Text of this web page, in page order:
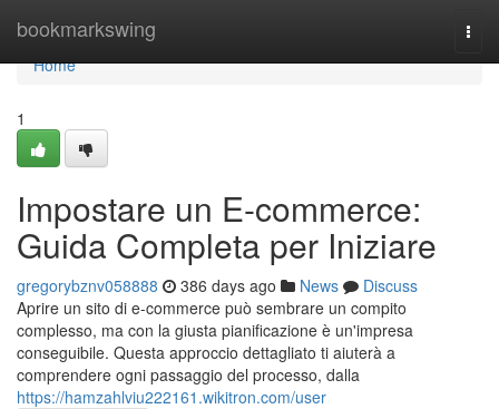
bookmarkswing
Home
Home
1
Impostare un E-commerce:
Guida Completa per Iniziare
gregorybznv058888 386 days ago News
Discuss
Aprire un sito di e-commerce può sembrare un compito
complesso, ma con la giusta pianificazione è un'impresa
conseguibile. Questa approccio dettagliato ti aiuterà a
comprendere ogni passaggio del processo, dalla
https://hamzahlviu222161.wikitron.com/user